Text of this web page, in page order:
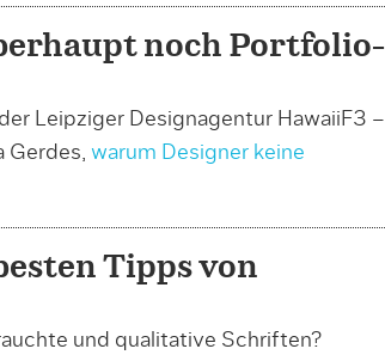
noch Portfolio-
Leipziger Designagentur HawaiiF3 –
Gerdes, warum Designer keine
Tipps von
und qualitative Schriften?